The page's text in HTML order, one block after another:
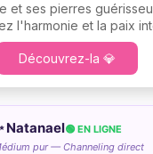
et ses pierres
l'harmonie et la paix
Découvrez-la 💎
Natanael🟢 EN LIGNE
pur — Channeling direct